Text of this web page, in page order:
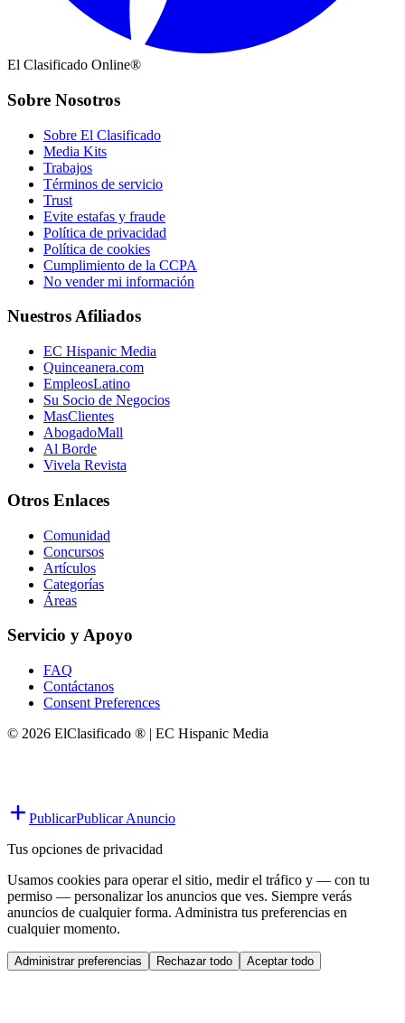
El Clasificado Online®
Sobre Nosotros
Sobre El Clasificado
Media Kits
Trabajos
Términos de servicio
Trust
Evite estafas y fraude
Política de privacidad
Política de cookies
Cumplimiento de la CCPA
No vender mi información
Nuestros Afiliados
EC Hispanic Media
Quinceanera.com
EmpleosLatino
Su Socio de Negocios
MasClientes
AbogadoMall
Al Borde
Vivela Revista
Otros Enlaces
Comunidad
Concursos
Artículos
Categorías
Áreas
Servicio y Apoyo
FAQ
Contáctanos
Consent Preferences
© 2026 ElClasificado ® | EC Hispanic Media
PublicarPublicar Anuncio
Tus opciones de privacidad
Usamos cookies para operar el sitio, medir el tráfico y — con tu
permiso — personalizar los anuncios que ves. Siempre verás
anuncios de cualquier forma. Administra tus preferencias en
cualquier momento.
Administrar preferencias Rechazar todo Aceptar todo